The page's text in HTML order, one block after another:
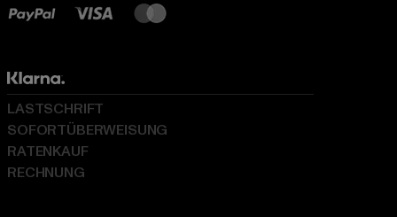
LASTSCHRIFT
SOFORTÜBERWEISUNG
RATENKAUF
RECHNUNG